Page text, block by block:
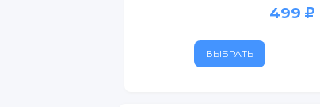
499
ВЫБРАТЬ